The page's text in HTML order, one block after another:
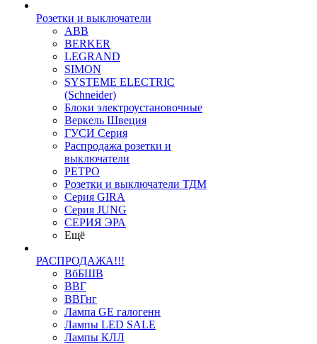
Розетки и выключатели
ABB
BERKER
LEGRAND
SIMON
SYSTEME ELECTRIC
(Schneider)
Блоки электроустановочные
Веркель Швеция
ГУСИ Серия
Распродажа розетки и
выключатели
РЕТРО
Розетки и выключатели ТДМ
Серия GIRA
Серия JUNG
СЕРИЯ ЭРА
Ещё
РАСПРОДАЖА!!!
ВбБШВ
ВВГ
ВВГнг
Лампа GE галогенн
Лампы LED SALE
Лампы КЛЛ